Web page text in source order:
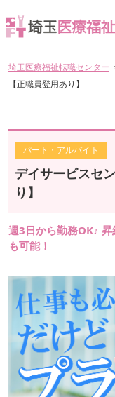
埼玉医療福祉転職センター
【正職員登用あり】
パート・アルバイト
デイサービスセ
り】
週3日から勤務OK♪
も可能！